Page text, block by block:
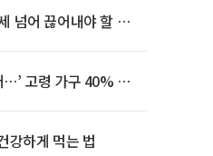
넘어 끊어내야 할 사
…’ 고령 가구 40% 노
강하게 먹는 법